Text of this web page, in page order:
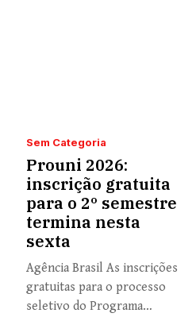
Sem Categoria
Prouni 2026:
inscrição gratuita
para o 2º semestre
termina nesta
sexta
Agência Brasil As inscrições
gratuitas para o processo
seletivo do Programa